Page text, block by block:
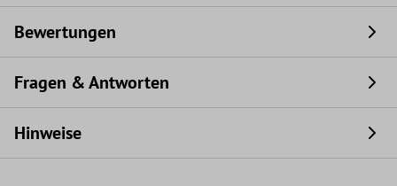
Bewertungen
Fragen & Antworten
Hinweise